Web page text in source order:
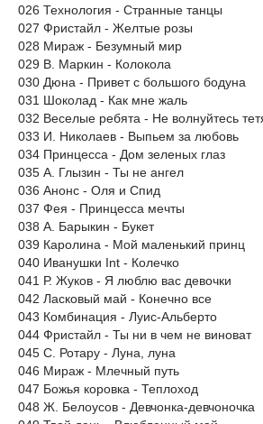
026 Технология - Странные танцы
027 Фристайл - Желтые розы
028 Мираж - Безумный мир
029 В. Маркин - Колокола
030 Дюна - Привет с большого бодуна
031 Шоколад - Как мне жаль
032 Веселые ребята - Не волнуйтесь
033 И. Николаев - Выпьем за любовь
034 Принцесса - Дом зеленых глаз
035 А. Глызин - Ты не ангел
036 Анонс - Оля и Спид
037 Фея - Принцесса мечты
038 А. Барыкин - Букет
039 Каролина - Мой маленький принц
040 Иванушки Int - Колечко
041 Р. Жуков - Я люблю вас девочки
042 Ласковый май - Конечно все
043 Комбинация - Луис-Альберто
044 Фристайл - Ты ни в чем не виноват
045 С. Ротару - Луна, луна
046 Мираж - Млечный путь
047 Божья коровка - Теплоход
048 Ж. Белоусов - Девчонка-девчоночка